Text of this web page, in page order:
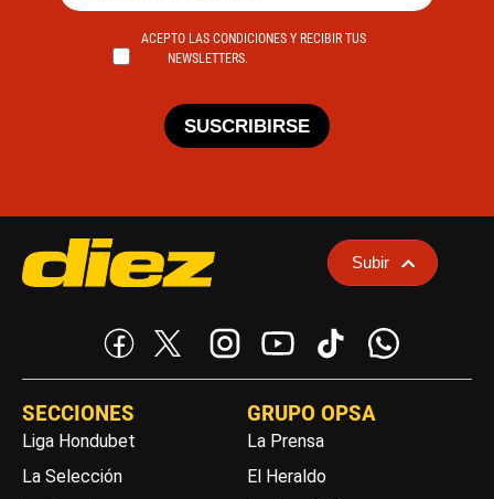
ACEPTO LAS CONDICIONES Y RECIBIR TUS
NEWSLETTERS.
SUSCRIBIRSE
Subir
SECCIONES
Liga Hondubet
La Selección
GRUPO OPSA
La Prensa
El Heraldo